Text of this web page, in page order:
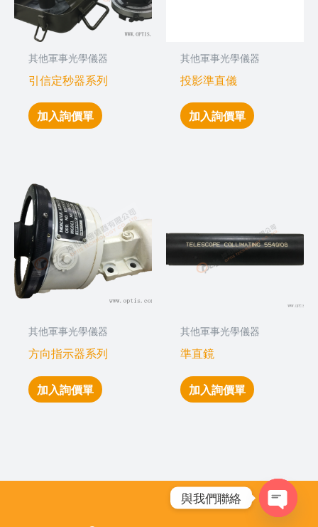
其他軍事光學儀器
引信定秒器系列
加入詢價單
其他軍事光學儀器
投影準直儀
加入詢價單
其他軍事光學儀器
方向指示器系列
加入詢價單
其他軍事光學儀器
準直鏡
加入詢價單
與我們聯絡
Open